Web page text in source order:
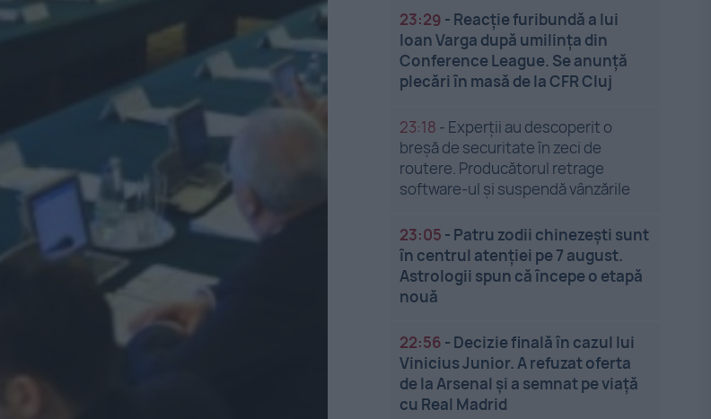
23:29 - Reacție furibundă a lui
Ioan Varga după umilința din
Conference League. Se anunță
plecări în masă de la CFR Cluj
23:18 - Experții au descoperit o
breșă de securitate în zeci de
routere. Producătorul retrage
software-ul și suspendă vânzările
23:05 - Patru zodii chinezești sunt
în centrul atenției pe 7 august.
Astrologii spun că începe o etapă
nouă
22:56 - Decizie finală în cazul lui
Vinicius Junior. A refuzat oferta
de la Arsenal și a semnat pe viață
cu Real Madrid